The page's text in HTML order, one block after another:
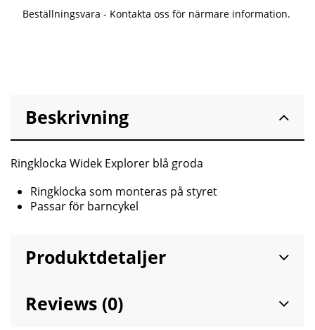
Beställningsvara - Kontakta oss för närmare information.
Beskrivning
Ringklocka Widek Explorer blå groda
Ringklocka som monteras på styret
Passar för barncykel
Produktdetaljer
Reviews (0)